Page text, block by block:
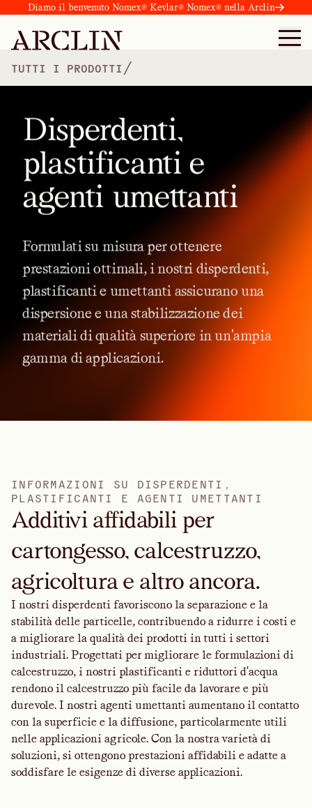
Diamo il benvenuto Nomex® Kevlar® Nomex® nella Arclin
TUTTI I PRODOTTI /
Disperdenti,
plastificanti e
agenti umettanti
Formulatisu misuraperottenere
prestazioniottimali,inostri disperdenti,
plastificantie umettanti assicurano una
dispersione e unastabilizzazione dei
materialidiqualità superiore inun'ampia
gamma diapplicazioni.
I N FORM AZI ONI SU DI SP ERDE NTI ,
PL ASTI FI C ANTI E AGEN TI U MET TANT I
Additivi affidabili per
cartongesso, calcestruzzo,
agricoltura e altro ancora.
I nostri disperdenti favoriscono la separazione e la
stabilità delle particelle, contribuendo a ridurre i costi e
a migliorare la qualità dei prodotti in tutti i settori
industriali. Progettati per migliorare le formulazioni di
calcestruzzo, i nostri plastificanti e riduttori d'acqua
rendono il calcestruzzo più facile da lavorare e più
durevole. I nostri agenti umettanti aumentano il contatto
con la superficie e la diffusione, particolarmente utili
nelle applicazioni agricole. Con la nostra varietà di
soluzioni, si ottengono prestazioni affidabili e adatte a
soddisfare le esigenze di diverse applicazioni.